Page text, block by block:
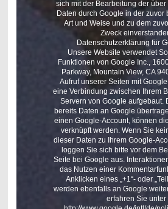
sich mit der Bearbeitung der
Daten durch Google in der zuvor
Art und Weise und zu dem
Zweck
Datenschutzerklärung für
Unsere Website verwendet
Funktionen von Google Inc.,
Parkway, Mountain View, CA
Aufruf unserer Seiten mit
eine Verbindung zwischen Ihrem
Servern von Google aufgebaut.
bereits Daten an Google
einen Google-Account, können
verknüpft werden. Wenn Sie
dieser Daten zu Ihrem Google-
loggen Sie sich bitte vor dem
Seite bei Google aus.
das Nutzen einer
Anklicken eines „+1“- oder
werden ebenfalls an Google
erfahren Sie unter